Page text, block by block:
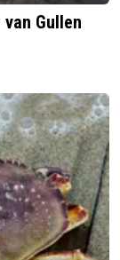
Gullen